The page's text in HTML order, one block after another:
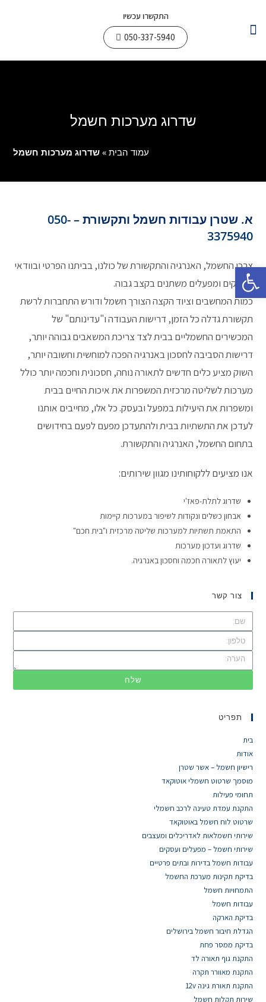
התקשרו עכשיו
050-337-5940
שדרוג מערכות חשמל
עמוד הבית» שדרוג מערכות חשמל
א. שטרן עבודות חשמל ותקשורת –050-
3375940
צרכי החשמל, האנרגיה והתקשורת של כולנו, בביתנו הפרטי ובוודאי
בעסקים ומפעלים משתנים בקצב גבוה.
כמות המחשבים וציוד הקצה הצורך חשמל ודורש התחברות לרשת
תקשורת גדלה כל הזמן, דרישות העבודה ו"עדינותם" של
המכשירים החשמליים בבית לצד צריכת המשאבים גבוהה יותר,
דרישות הסביבה לחסכון באנרגיה הפכה למוחשית וחשובה יותר,
השוק מציע כלים חדשים לתאורה נוחה, חסכונית וחכמה יותר כולל
מערכות לשליטה מרכזית המשפרות את איכות החיים בבית
ומשפרות את היעילות במפעל ובעסק. כל אלו, מחייבים אותנו
לעדכן את התשתיות בבית ולהתעדכן מפעם לפעם בחידושים
בתחום החשמל, האנרגיה והתקשורת.
אנו מציעים ללקוחותינו מגוון שירותים:
שדרוג לתלת-פאז'י
אבחון כשלים ונקודות לשיפור במערכות קיימות
התאמת תשתיות למערכות שליטה מרכזית ו"בית חכם"
שדרוג ועדכון מערכות
יעוץ לתאורה חכמה וחסכון באנרגיה.
צור קשר
שלח
תפריט
בית
אודות
רישיון חשמל – אשר שטרן
מוסמך שרטוט חשמלי אוטוקאד
תחומי פעילות
התקנת עמדת טעינה לרכב חשמלי
שרטוט לוח חשמל באוטוקאד
שירותי חשמלאות לאדריכלים ומעצבים
שירותי חשמל – מפעלים ועסקים
עבודות חשמל בדירות ובתים פרטיים
בדיקת תקינות מערכת החשמל
התמחויות חשמל
עבודות חשמל
בדיקת הארקה
הגדלת חיבור חשמל בירושלים
בדיקת ממסר פחת
התקנת גוף תאורה לד
התקנת מאוורר תקרה
התקנת תאורת גינה 12v
שירות תקלות חשמל
פתח סרגל נגישות